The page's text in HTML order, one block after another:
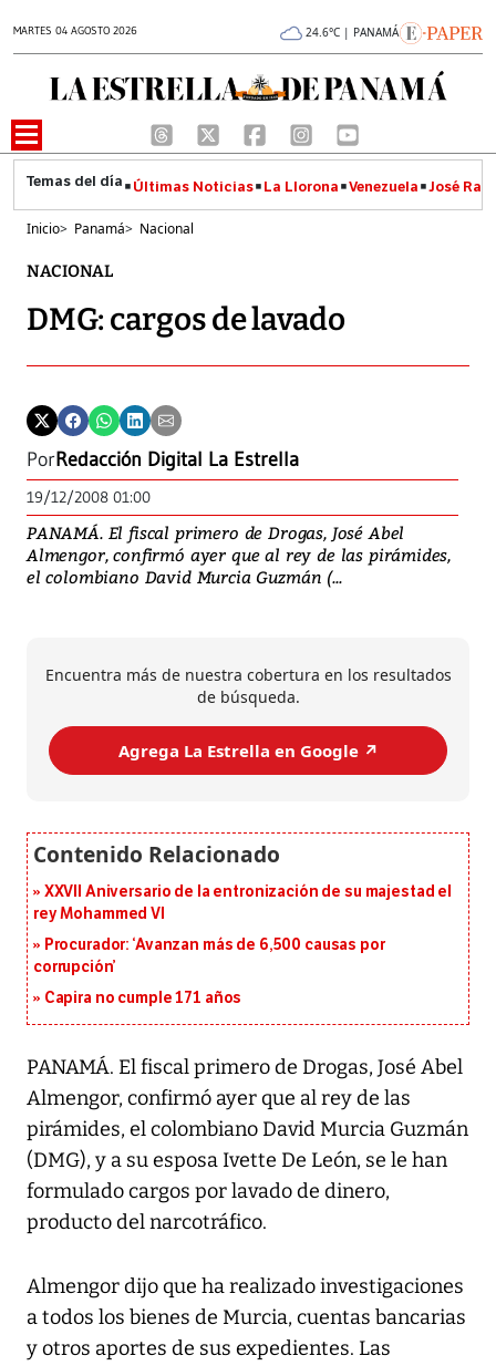
MARTES 04 AGOSTO 2026 24.6°C | PANAMÁ
Últimas Noticias La Llorona Venezuela José
Inicio> Panamá> Nacional
NACIONAL
DMG: cargos de lavado
PorRedacción Digital La Estrella
19/12/2008 01:00
PANAMÁ. El fiscal primero de Drogas, José Abel
Almengor, confirmó ayer que al rey de las pirámides,
el colombiano David Murcia Guzmán (...
Encuentra más de nuestra cobertura en los resultados
de búsqueda.
Agrega La Estrella en Google ↗️
XXVII Aniversario de la entronización de su majestad el
rey Mohammed VI
Procurador: ‘Avanzan más de 6,500 causas por
corrupción’
Capira no cumple 171 años
PANAMÁ. El fiscal primero de Drogas, José Abel
Almengor, confirmó ayer que al rey de las
pirámides, el colombiano David Murcia Guzmán
(DMG), y a su esposa Ivette De León, se le han
formulado cargos por lavado de dinero,
producto del narcotráfico.
Almengor dijo que ha realizado investigaciones
a todos los bienes de Murcia, cuentas bancarias
y otros aportes de sus expedientes. Las